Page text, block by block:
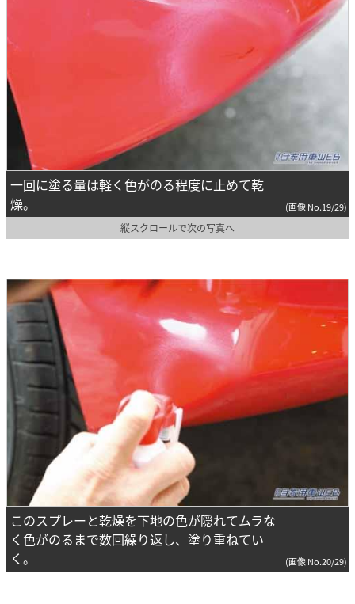
一回に塗る量は軽く色がのる程度に止めて乾
燥。
(画像 No.19/29)
縦スクロールで次の写真へ
このスプレーと乾燥を下地の色が隠れてムラな
く色がのるまで数回繰り返し、塗り重ねてい
く。
(画像 No.20/29)